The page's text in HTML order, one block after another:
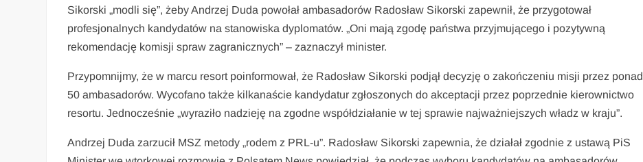
Sikorski „modli się”, żeby Andrzej Duda powołał ambasadorów Radosław Sikorski zapewnił, że przygotował
profesjonalnych kandydatów na stanowiska dyplomatów. „Oni mają zgodę państwa przyjmującego i pozytywną
rekomendację komisji spraw zagranicznych” – zaznaczył minister.
Przypomnijmy, że w marcu resort poinformował, że Radosław Sikorski podjął decyzję o zakończeniu misji przez ponad
50 ambasadorów. Wycofano także kilkanaście kandydatur zgłoszonych do akceptacji przez poprzednie kierownictwo
resortu. Jednocześnie „wyraziło nadzieję na zgodne współdziałanie w tej sprawie najważniejszych władz w kraju”.
Andrzej Duda zarzucił MSZ metody „rodem z PRL-u”. Radosław Sikorski zapewnia, że działał zgodnie z ustawą PiS